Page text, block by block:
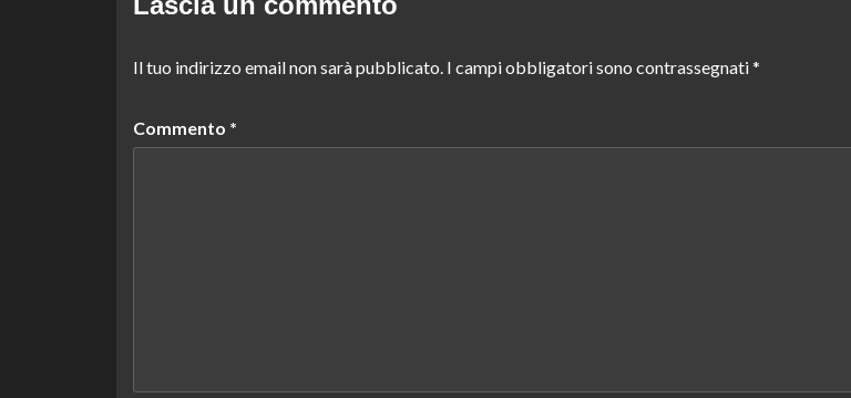
Il tuo indirizzo email non sarà pubblicato. I campi obbligatori sono contrassegnati*
Commento *